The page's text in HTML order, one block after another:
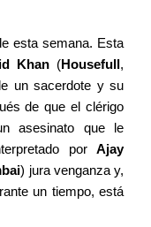
esta semana. Esta
Khan (Housefull,
un sacerdote y su
de que el clérigo
asesinato que le
por Ajay
) jura venganza y,
un tiempo, está